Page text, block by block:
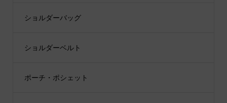
ショルダーバッグ
ショルダーベルト
ポーチ・ポシェット